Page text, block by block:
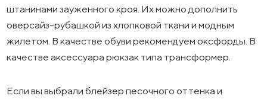
штанинами зауженного кроя. Их можно дополнить
оверсайз-рубашкой из хлопковой ткани и модным
жилетом. В качестве обуви рекомендуем оксфорды. В
качестве аксессуара рюкзак типа трансформер.
Если вы выбрали блейзер песочного оттенка и